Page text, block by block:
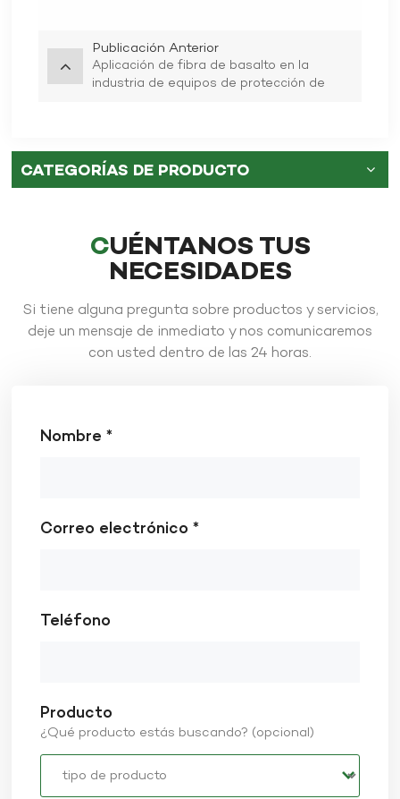
Publicación Anterior
Aplicación de fibra de basalto en la
industria de equipos de protección de
CATEGORÍAS DE PRODUCTO
CUÉNTANOS TUS
NECESIDADES
Si tiene alguna pregunta sobre productos y servicios,
deje un mensaje de inmediato y nos comunicaremos
con usted dentro de las 24 horas.
Nombre *
Correo electrónico *
Teléfono
Producto
¿Qué producto estás buscando? (opcional)